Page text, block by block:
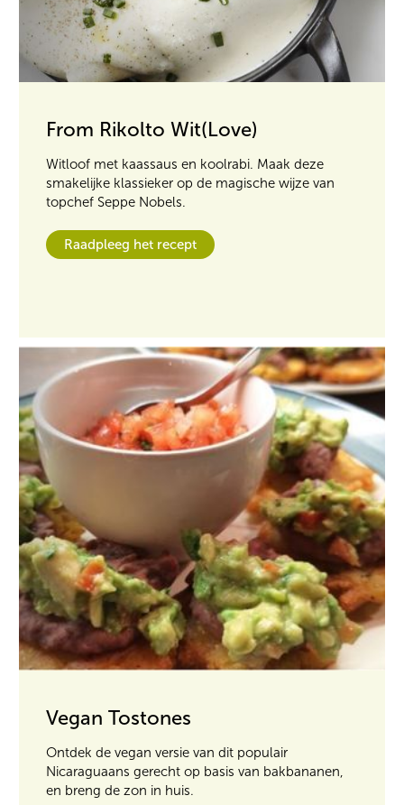
From Rikolto Wit(Love)
Witloof met kaassaus en koolrabi. Maak deze
smakelijke klassieker op de magische wijze van
topchef Seppe Nobels.
Raadpleeg het recept
Vegan Tostones
Ontdek de vegan versie van dit populair
Nicaraguaans gerecht op basis van bakbananen,
en breng de zon in huis.